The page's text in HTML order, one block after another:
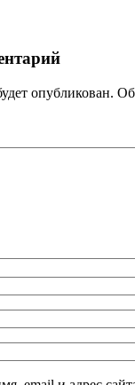
опубликован.